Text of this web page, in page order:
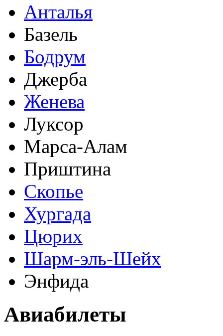
Анталья
Базель
Бодрум
Джерба
Женева
Луксор
Марса-Алам
Приштина
Скопье
Хургада
Цюрих
Шарм-эль-Шейх
Энфида
Авиабилеты